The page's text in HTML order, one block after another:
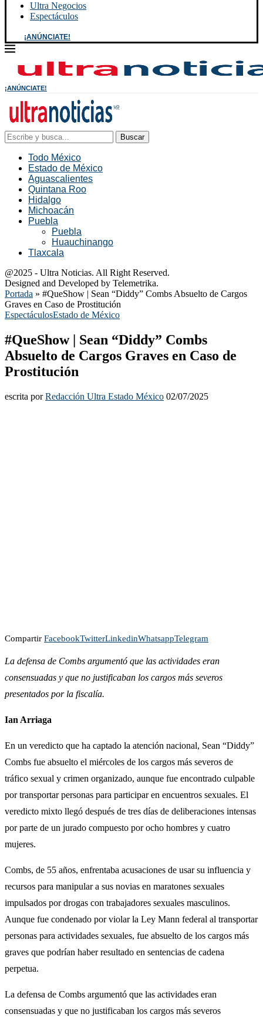
Ultra Negocios
Espectáculos
¡ANÚNCIATE!
¡ANÚNCIATE!
Buscar
Todo México
Estado de México
Aguascalientes
Quintana Roo
Hidalgo
Michoacán
Puebla
Puebla
Huauchinango
Tlaxcala
@2025 - Ultra Noticias. All Right Reserved.
Designed and Developed by Telemetrika.
Portada » #QueShow | Sean “Diddy” Combs Absuelto de Cargos
Graves en Caso de Prostitución
EspectáculosEstado de México
#QueShow | Sean “Diddy” Combs
Absuelto de Cargos Graves en Caso de
Prostitución
escrita porRedacción Ultra Estado México 02/07/2025
Compartir FacebookTwitterLinkedinWhatsappTelegram
La defensa de Combs argumentó que las actividades eran
consensuadas y que no justificaban los cargos más severos
presentados por la fiscalía.
Ian Arriaga
En un veredicto que ha captado la atención nacional, Sean “Diddy”
Combs fue absuelto el miércoles de los cargos más severos de
tráfico sexual y crimen organizado, aunque fue encontrado culpable
por transportar personas para participar en encuentros sexuales. El
veredicto mixto llegó después de tres días de deliberaciones intensas
por parte de un jurado compuesto por ocho hombres y cuatro
mujeres.
Combs, de 55 años, enfrentaba acusaciones de usar su influencia y
recursos para manipular a sus novias en maratones sexuales
impulsados por drogas con trabajadores sexuales masculinos.
Aunque fue condenado por violar la Ley Mann federal al transportar
personas para actividades sexuales, fue absuelto de los cargos más
graves que podrían haber resultado en sentencias de cadena
perpetua.
La defensa de Combs argumentó que las actividades eran
consensuadas y que no justificaban los cargos más severos